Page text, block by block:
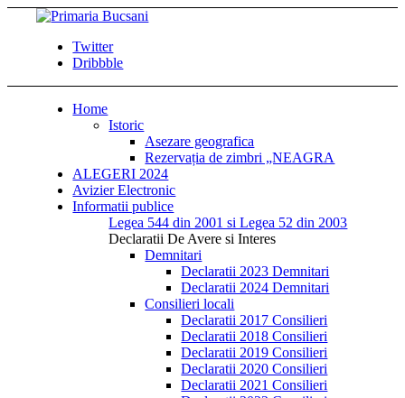
Twitter
Dribbble
Home
Istoric
Asezare geografica
Rezervația de zimbri „NEAGRA
ALEGERI 2024
Avizier Electronic
Informatii publice
Legea 544 din 2001 si Legea 52 din 2003
Declaratii De Avere si Interes
Demnitari
Declaratii 2023 Demnitari
Declaratii 2024 Demnitari
Consilieri locali
Declaratii 2017 Consilieri
Declaratii 2018 Consilieri
Declaratii 2019 Consilieri
Declaratii 2020 Consilieri
Declaratii 2021 Consilieri